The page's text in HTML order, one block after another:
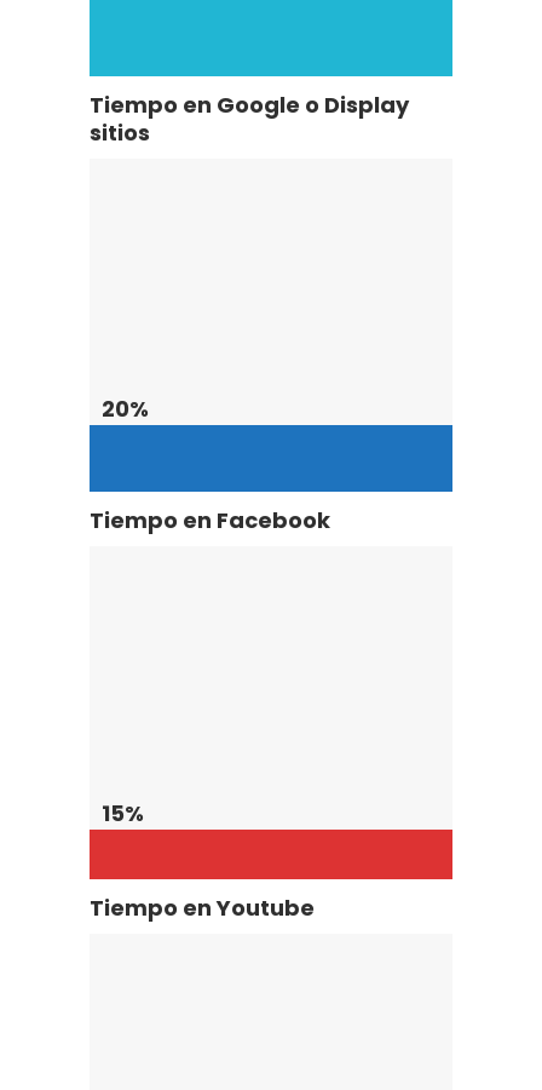
Tiempo en Google o Display
sitios
20%
Tiempo en Facebook
15%
Tiempo en Youtube